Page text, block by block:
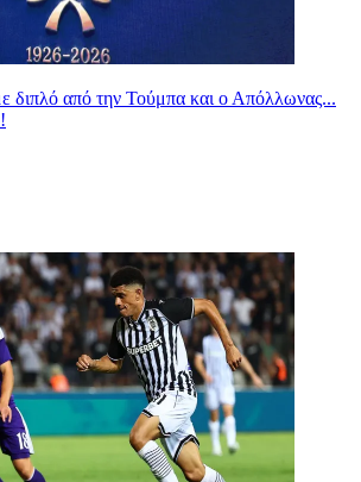
διπλό από την Τούμπα και ο Απόλλωνας...